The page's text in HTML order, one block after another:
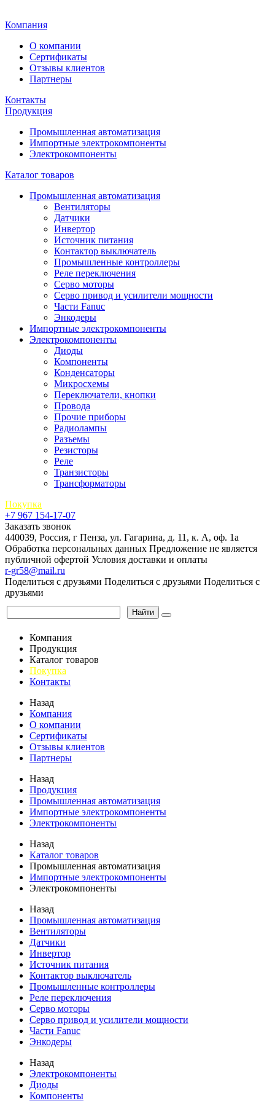
Компания
О компании
Сертификаты
Отзывы клиентов
Партнеры
Контакты
Продукция
Промышленная автоматизация
Импортные электрокомпоненты
Электрокомпоненты
Каталог товаров
Промышленная автоматизация
Вентиляторы
Датчики
Инвертор
Источник питания
Контактор выключатель
Промышленные контроллеры
Реле переключения
Серво моторы
Серво привод и усилители мощности
Части Fanuc
Энкодеры
Импортные электрокомпоненты
Электрокомпоненты
Диоды
Компоненты
Конденсаторы
Микросхемы
Переключатели, кнопки
Провода
Прочие приборы
Радиолампы
Разъемы
Резисторы
Реле
Транзисторы
Трансформаторы
Покупка
+7 967 154-17-07
Заказать звонок
440039, Россия, г Пенза, ул. Гагарина, д. 11, к. А, оф. 1а
Обработка персональных данных Предложение не является
публичной офертой Условия доставки и оплаты
r-gr58@mail.ru
Поделиться с друзьями Поделиться с друзьями Поделиться с
друзьями
Найти
Компания
Продукция
Каталог товаров
Покупка
Контакты
Назад
Компания
О компании
Сертификаты
Отзывы клиентов
Партнеры
Назад
Продукция
Промышленная автоматизация
Импортные электрокомпоненты
Электрокомпоненты
Назад
Каталог товаров
Промышленная автоматизация
Импортные электрокомпоненты
Электрокомпоненты
Назад
Промышленная автоматизация
Вентиляторы
Датчики
Инвертор
Источник питания
Контактор выключатель
Промышленные контроллеры
Реле переключения
Серво моторы
Серво привод и усилители мощности
Части Fanuc
Энкодеры
Назад
Электрокомпоненты
Диоды
Компоненты